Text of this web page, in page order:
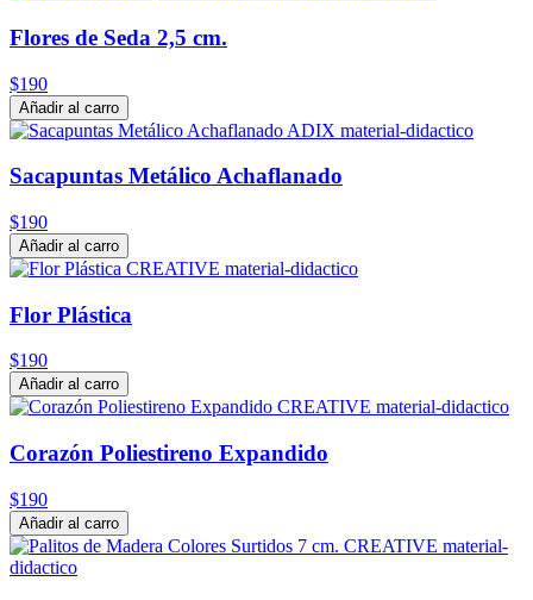
Flores de Seda 2,5 cm.
$190
Añadir al carro
Sacapuntas Metálico Achaflanado
$190
Añadir al carro
Flor Plástica
$190
Añadir al carro
Corazón Poliestireno Expandido
$190
Añadir al carro